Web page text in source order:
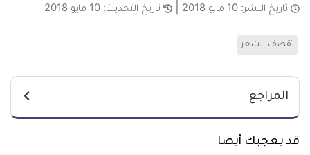
تاريخ النشر: 10 مايو 2018 تاريخ التحديث: 10 مايو 2018
تقصف الشعر
المراجع
قد يعجبك أيضا